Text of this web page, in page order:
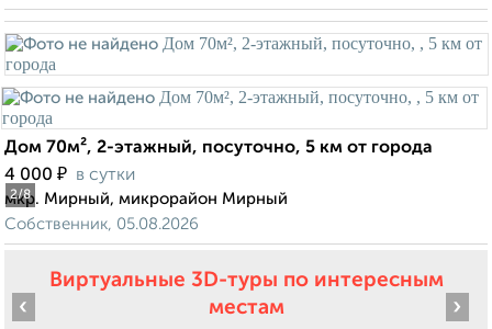
2/8
Дом 70м², 2-этажный, посуточно, 5 км от города
4 000 ₽ в сутки
мкр. Мирный, микрорайон Мирный
Собственник, 05.08.2026
Виртуальные 3D-туры по интересным
местам
‹ ›